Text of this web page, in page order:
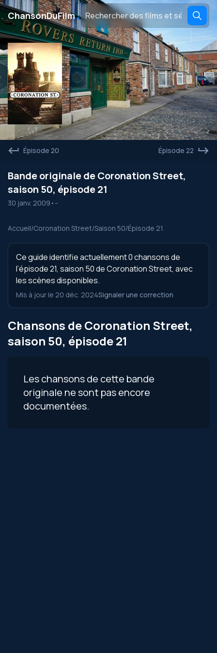
ChansonDuFilm․
Épisode 20 Épisode 22
Bande originale de Coronation Street,
saison 50, épisode 21
30 janv. 2009 • --
Accueil/Coronation Street/Saison 50/Épisode 21
Ce guide identifie actuellement 0 chansons de
l’épisode 21, saison 50 de Coronation Street, avec
les scènes disponibles.
Mis à jour le 20 déc. 2024Signaler une correction
Chansons de Coronation Street,
saison 50, épisode 21
Les chansons de cette bande
originale ne sont pas encore
documentées.